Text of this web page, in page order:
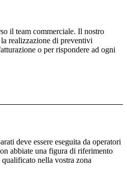
il team commerciale. Il nostro
realizzazione di preventivi
o per rispondere ad ogni
deve essere eseguita da operatori
abbiate una figura di riferimento
nella vostra zona